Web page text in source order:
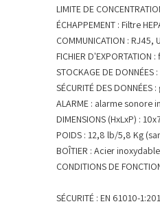
LIMITE DE
ÉCHAPPEMENT : Filtre
COMMUNICATION : RJ45,
FICHIER
STOCKAGE DE DONNÉES
SÉCURITÉ DES
ALARME : alarme sonore
DIMENSIONS (HxLxP) :
POIDS : 12,8 lb/5,8 Kg
BOÎTIER : Acier
CONDITIONS DE
SÉCURITÉ : EN 61010-